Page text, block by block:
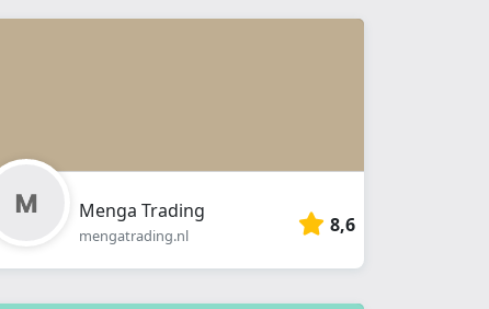
Menga Trading
mengatrading.nl 8,6